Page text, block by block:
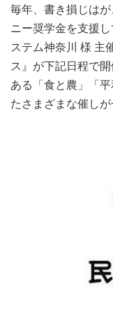
毎年、書き損じは
ニー奨学金を支援
ステム神奈川 様 主
ス』が下記日程で
ある「食と農」「
たさまざまな催し